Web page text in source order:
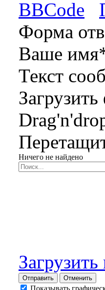
BBCode
Форма
Ваше имя
Текст
Ничего не найдено
Отправить Отменить
Показывать